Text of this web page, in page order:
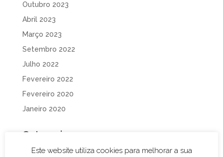
Outubro 2023
Abril 2023
Março 2023
Setembro 2022
Julho 2022
Fevereiro 2022
Fevereiro 2020
Janeiro 2020
Categorias
Branding
Este website utiliza cookies para melhorar a sua